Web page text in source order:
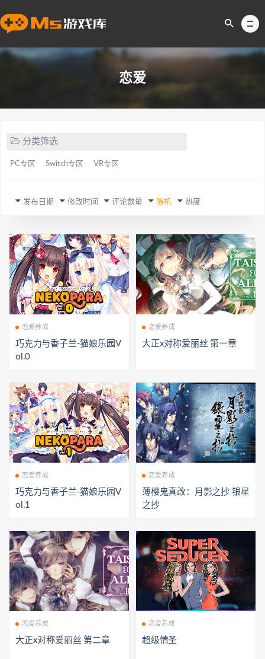
恋爱
分类筛选
PC专区 Switch专区 VR专区
发布日期 修改时间 评论数量 随机 热度
恋爱养成
巧克力与香子兰-猫娘乐园V
ol.0
恋爱养成
大正x对称爱丽丝 第一章
恋爱养成
巧克力与香子兰-猫娘乐园V
ol.1
恋爱养成
薄樱鬼真改：月影之抄 银星
之抄
恋爱养成
大正x对称爱丽丝 第二章
恋爱养成
超级情圣